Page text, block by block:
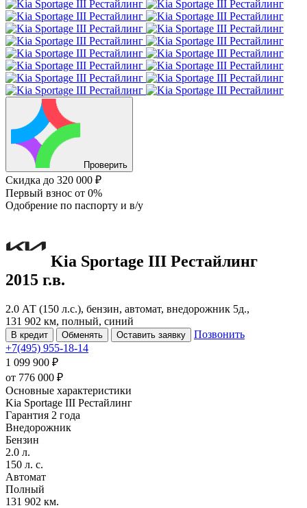
Проверить
Скидка до 320 000 ₽
Первый взнос от 0%
Одобрение по паспорту и в/у
Kia Sportage III Рестайлинг
2015 г.в.
2.0 АТ (150 л.с.), бензин, автомат, внедорожник 5д.,
131 902 км, полный, синий
В кредит Обменять Оставить заявку
Позвонить
+7(495) 955-18-14
1 099 900 ₽
от 776 000 ₽
Основные характеристики
Kia Sportage III Рестайлинг
Гарантия 2 года
Внедорожник
Бензин
2.0 л.
150 л. с.
Автомат
Полный
131 902 км.